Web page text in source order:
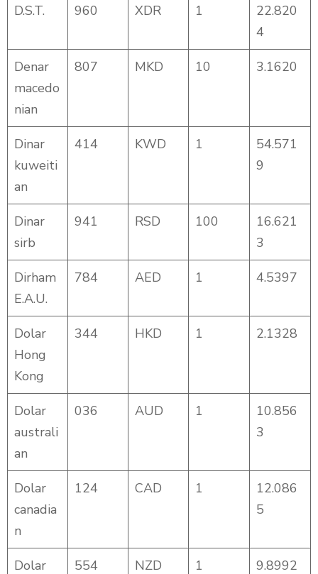
D.S.T. 960 XDR 1
22.820
4
Denar
macedo
nian
807 MKD 10 3.1620
Dinar
kuweiti
an
414 KWD 1
54.571
9
Dinar
sirb
941 RSD 100
16.621
3
Dirham
E.A.U.
784 AED 1 4.5397
Dolar
Hong
Kong
344 HKD 1 2.1328
Dolar
australi
an
036 AUD 1
10.856
3
Dolar
canadia
n
124 CAD 1
12.086
5
Dolar 554 NZD 1 9.8992